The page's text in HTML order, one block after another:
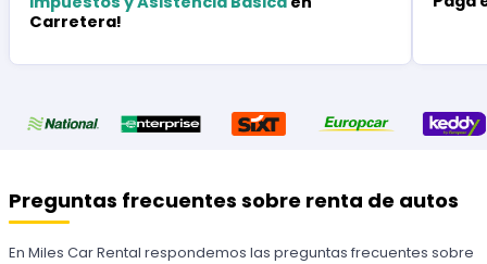
Carretera!
Preguntas frecuentes sobre renta de autos
En Miles Car Rental respondemos las preguntas frecuentes sobre